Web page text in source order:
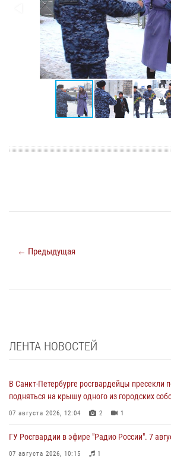
← Предыдущая
ЛЕНТА НОВОСТЕЙ
В Санкт-Петербурге росгвардейцы пресекли
подняться на крышу одного из городских
07 августа 2026, 12:04 2 1
ГУ Росгвардии в эфире "Радио России". 7
07 августа 2026, 10:15 1